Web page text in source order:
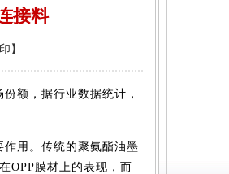
接料
】
额，据行业数据统计，
用。传统的聚氨酯油墨
OPP膜材上的表现，而